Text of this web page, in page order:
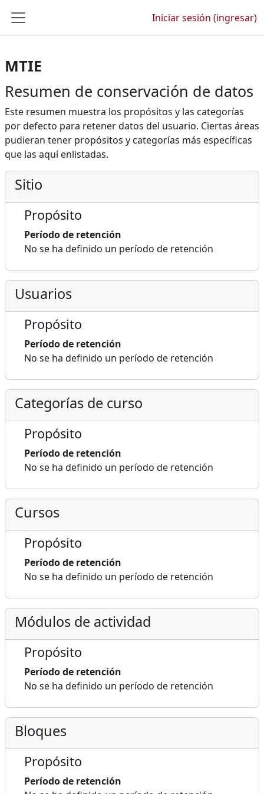
Pánel lateral
Iniciar sesión (ingresar)
MTIE
Resumen de conservación de datos
Este resumen muestra los propósitos y las categorías
por defecto para retener datos del usuario. Ciertas áreas
pudieran tener propósitos y categorías más específicas
que las aquí enlistadas.
Sitio
Propósito
Período de retención
No se ha definido un período de retención
Usuarios
Propósito
Período de retención
No se ha definido un período de retención
Categorías de curso
Propósito
Período de retención
No se ha definido un período de retención
Cursos
Propósito
Período de retención
No se ha definido un período de retención
Módulos de actividad
Propósito
Período de retención
No se ha definido un período de retención
Bloques
Propósito
Período de retención